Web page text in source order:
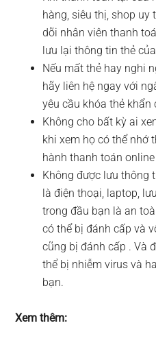
hàng, siêu thị, shop uy
dõi nhân viên thanh
lưu lại thông tin thẻ
Nếu mất thẻ hay nghi
hãy liên hệ ngay với
yêu cầu khóa thẻ khẩn
Không cho bất kỳ ai
khi xem họ có thể nhớ
hành thanh toán
Không được lưu thông
là điện thoại, laptop,
trong đầu bạn là an
có thể bị đánh cấp và
cũng bị đánh cấp . Và
thể bị nhiễm virus và
bạn.
Xem thêm: